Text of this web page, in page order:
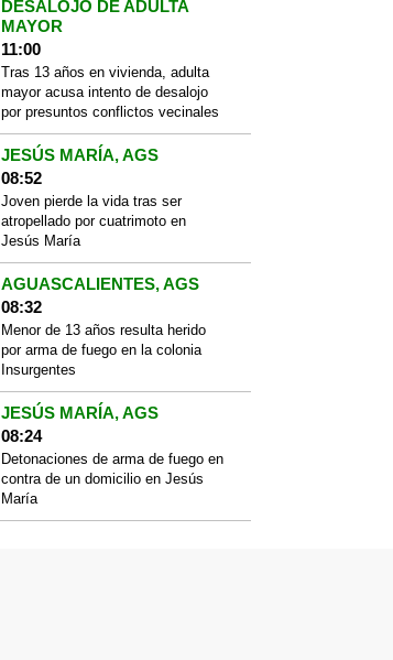
DESALOJO DE ADULTA
MAYOR
11:00
Tras 13 años en vivienda, adulta
mayor acusa intento de desalojo
por presuntos conflictos vecinales
JESÚS MARÍA, AGS
08:52
Joven pierde la vida tras ser
atropellado por cuatrimoto en
Jesús María
AGUASCALIENTES, AGS
08:32
Menor de 13 años resulta herido
por arma de fuego en la colonia
Insurgentes
JESÚS MARÍA, AGS
08:24
Detonaciones de arma de fuego en
contra de un domicilio en Jesús
María